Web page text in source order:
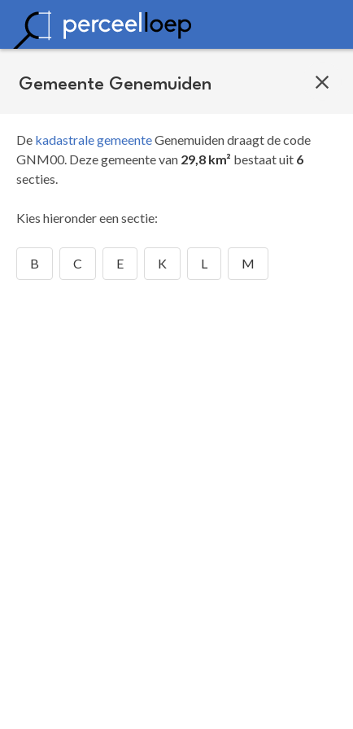
Gemeente Genemuiden
De kadastrale gemeenteGenemuiden draagt de code
GNM00. Deze gemeente van 29,8 km² bestaat uit 6
secties.
Kies hieronder een sectie:
B C E K L M